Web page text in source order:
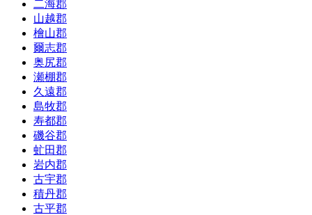
二海郡
山越郡
檜山郡
爾志郡
奥尻郡
瀬棚郡
久遠郡
島牧郡
寿都郡
磯谷郡
虻田郡
岩内郡
古宇郡
積丹郡
古平郡